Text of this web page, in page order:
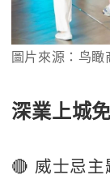
圖片來源：鸟瞰
深業上城
🔴 威士忌